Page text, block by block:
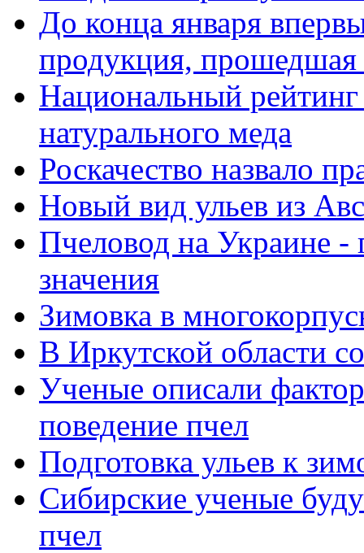
До конца января
продукция,
Национальный рейтинг
натурального меда
Роскачество назвало
Новый вид ульев из
Пчеловод на Украине -
значения
Зимовка в
В Иркутской области
Ученые описали
поведение пчел
Подготовка ульев к
Сибирские ученые
пчел